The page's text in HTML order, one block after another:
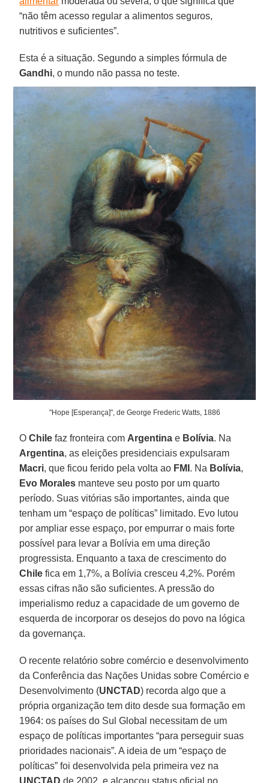
“não têm acesso regular a alimentos seguros,
nutritivos e suficientes”.
Esta é a situação. Segundo a simples fórmula de
Gandhi, o mundo não passa no teste.
"Hope [Esperança]", de George Frederic Watts, 1886
OChile faz fronteira com Argentina e Bolívia. Na
Argentina, as eleições presidenciais expulsaram
Macri, que ficou ferido pela volta ao FMI . Na Bolívia,
Evo Morales manteve seu posto por um quarto
período. Suas vitórias são importantes, ainda que
tenham um “espaço de políticas” limitado. Evo lutou
por ampliar esse espaço, por empurrar o mais forte
possível para levar a Bolívia em uma direção
progressista. Enquanto a taxa de crescimento do
Chile fica em 1,7%, a Bolívia cresceu 4,2%. Porém
essas cifras não são suficientes. A pressão do
imperialismo reduz a capacidade de um governo de
esquerda de incorporar os desejos do povo na lógica
da governança.
O recente relatório sobre comércio e desenvolvimento
da Conferência das Nações Unidas sobre Comércio e
Desenvolvimento (UNCTAD) recorda algo que a
própria organização tem dito desde sua formação em
1964: os países do Sul Global necessitam de um
espaço de políticas importantes “para perseguir suas
prioridades nacionais”. A ideia de um “espaço de
políticas” foi desenvolvida pela primeira vez na
UNCTAD de 2002, e alcançou status oficial no